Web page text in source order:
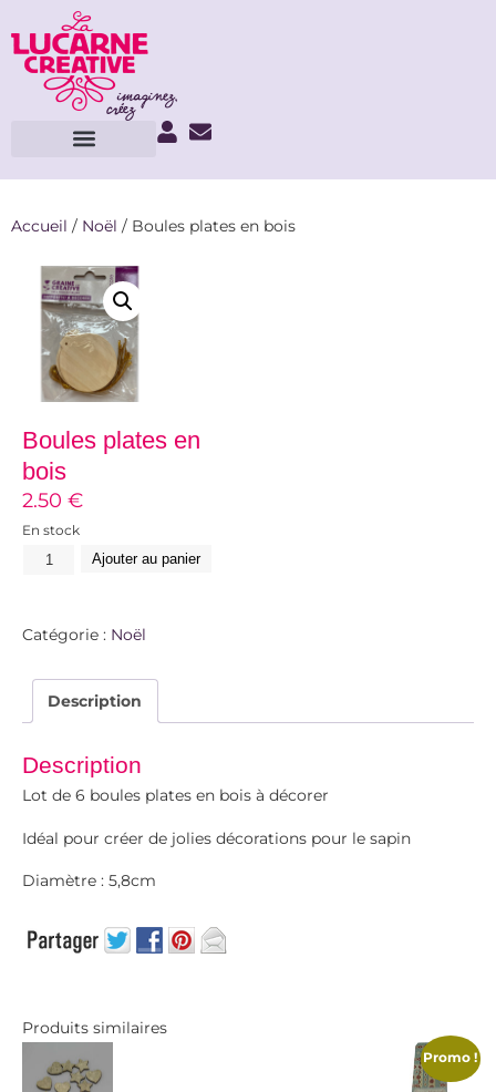
Accueil / Noël / Boules plates en bois
Boules plates en
bois
2.50 €
En stock
Ajouter au panier
Catégorie : Noël
Description
Description
Lot de 6 boules plates en bois à décorer
Idéal pour créer de jolies décorations pour le sapin
Diamètre : 5,8cm
Produits similaires
Promo !